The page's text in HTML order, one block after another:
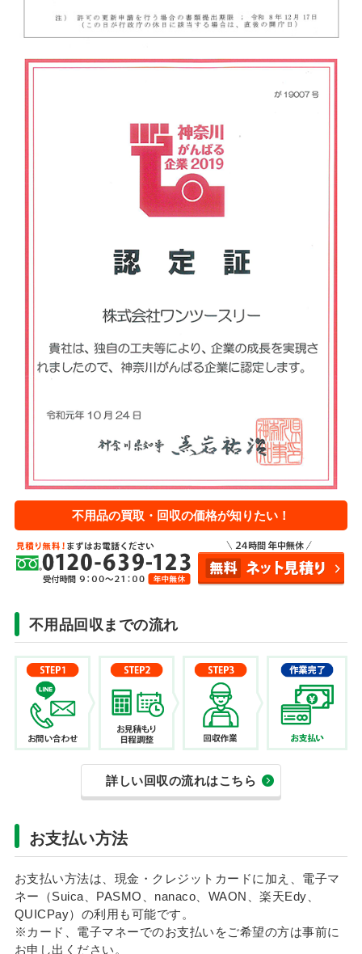
不用品の買取・回収の価格が知りたい！
不用品回収までの流れ
詳しい回収の流れはこちら
お支払い方法
お支払い方法は、現金・クレジットカードに加え、電子マ
ネー（Suica、PASMO、nanaco、WAON、楽天Edy、
QUICPay）の利用も可能です。
※カード、電子マネーでのお支払いをご希望の方は事前に
お申し出ください。